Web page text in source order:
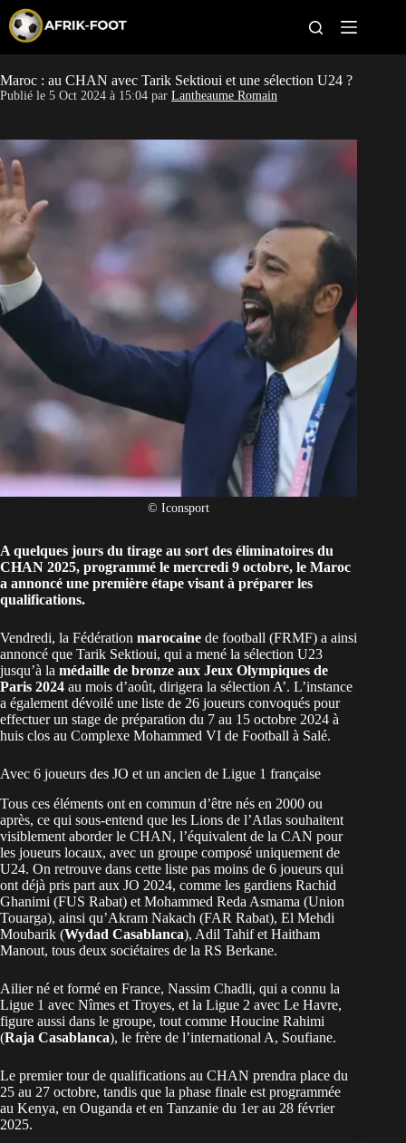
p
t
o
c
n
t
e
n
t
CAN féminine
Pays
Classement
Paris sportifs
Maroc : au CHAN avec Tarik Sektioui et une sélection U24 ?
Publié le 5 Oct 2024 à 15:04 par Lantheaume Romain
© Iconsport
A quelques jours du tirage au sort des éliminatoires du
CHAN 2025, programmé le mercredi 9 octobre, le Maroc
a annoncé une première étape visant à préparer les
qualifications.
Vendredi, la Fédération marocaine de football (FRMF) a ainsi
annoncé que Tarik Sektioui, qui a mené la sélection U23
jusqu’à la médaille de bronze aux Jeux Olympiques de
Paris 2024 au mois d’août, dirigera la sélection A’. L’instance
a également dévoilé une liste de 26 joueurs convoqués pour
effectuer un stage de préparation du 7 au 15 octobre 2024 à
huis clos au Complexe Mohammed VI de Football à Salé.
Avec 6 joueurs des JO et un ancien de Ligue 1 française
Tous ces éléments ont en commun d’être nés en 2000 ou
après, ce qui sous-entend que les Lions de l’Atlas souhaitent
visiblement aborder le CHAN, l’équivalent de la CAN pour
les joueurs locaux, avec un groupe composé uniquement de
U24. On retrouve dans cette liste pas moins de 6 joueurs qui
ont déjà pris part aux JO 2024, comme les gardiens Rachid
Ghanimi (FUS Rabat) et Mohammed Reda Asmama (Union
Touarga), ainsi qu’Akram Nakach (FAR Rabat), El Mehdi
Moubarik (Wydad Casablanca), Adil Tahif et Haitham
Manout, tous deux sociétaires de la RS Berkane.
Ailier né et formé en France, Nassim Chadli, qui a connu la
Ligue 1 avec Nîmes et Troyes, et la Ligue 2 avec Le Havre,
figure aussi dans le groupe, tout comme Houcine Rahimi
(Raja Casablanca), le frère de l’international A, Soufiane.
Le premier tour de qualifications au CHAN prendra place du
25 au 27 octobre, tandis que la phase finale est programmée
au Kenya, en Ouganda et en Tanzanie du 1er au 28 février
2025.